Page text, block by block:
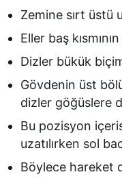
Zemine sırt üstü
Eller baş
Dizler bükük
Gövdenin üst
dizler göğüslere
Bu pozisyon
uzatılırken sol
Böylece hareket